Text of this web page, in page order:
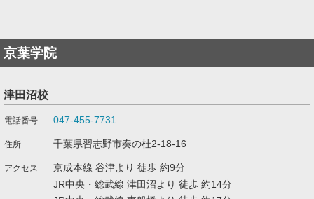
京葉学院
津田沼校
047-455-7731
千葉県習志野市奏の杜2-18-16
京成本線 谷津より 徒歩 約9分
JR中央・総武線 津田沼より 徒歩 約14分